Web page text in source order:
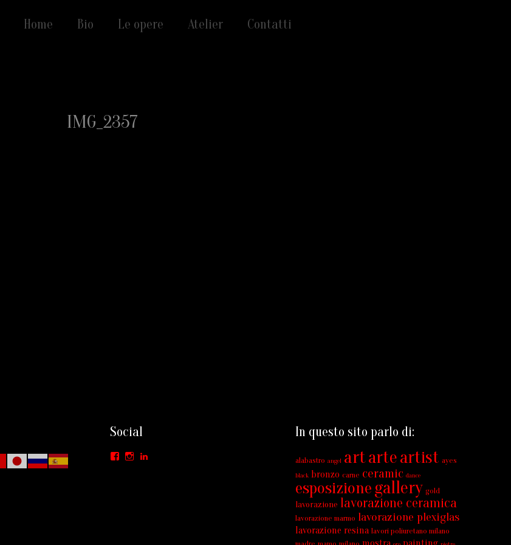
Home Bio Le opere Atelier Contatti
IMG_2357
Social
FacebookInstagram
In questo sito parlo di:
alabastro angel artarteartist ayes
black bronzo carne ceramic dance
esposizione gallery gold
lavorazione lavorazione ceramica
lavorazione marmo lavorazione plexiglas
lavorazione resina lavori poliuretano milano